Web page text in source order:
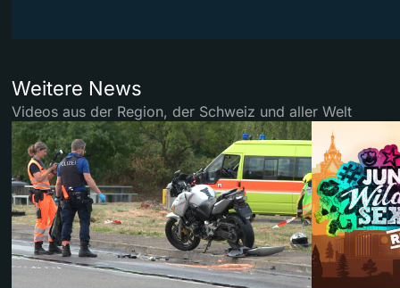
Weitere News
Videos aus der Region, der Schweiz und aller Welt